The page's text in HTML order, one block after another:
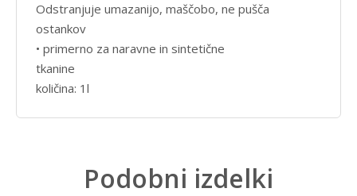
Odstranjuje umazanijo, maščobo, ne pušča
ostankov
• primerno za naravne in sintetične
tkanine
količina: 1l
Podobni izdelki